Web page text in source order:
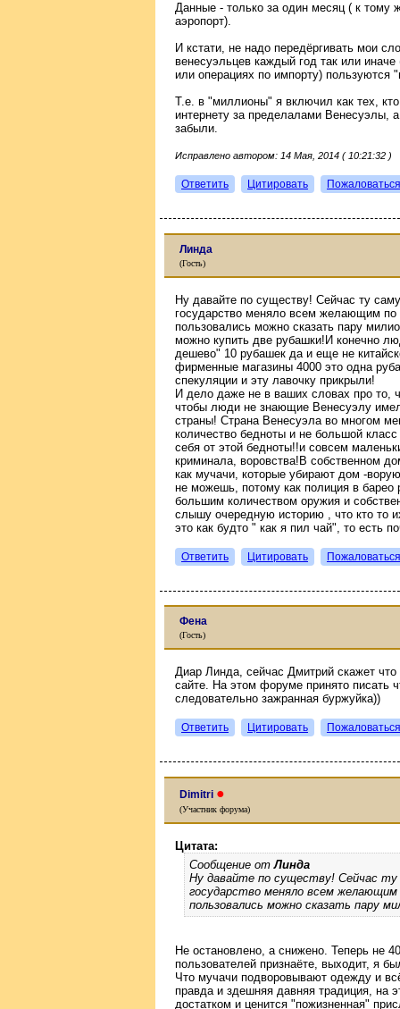
Данные - только за один месяц ( к тому
аэропорт).
И кстати, не надо передёргивать мои
венесуэльцев каждый год так или
или операциях по импорту) пользуются
Т.е. в "миллионы" я включил как тех,
интернету за пределалами Венесуэлы,
забыли.
Исправлено автором: 14 Мая, 2014 ( 10:21:32 )
Ответить Цитировать Пожаловаться
Линда
(Гость)
Ну давайте по существу! Сейчас ту
государство меняло всем желающим по
пользовались можно сказать пару
можно купить две рубашки!И конечно
дешево" 10 рубашек да и еще не
фирменные магазины 4000 это одна
спекуляции и эту лавочку прикрыли!
И дело даже не в ваших словах про то,
чтобы люди не знающие Венесуэлу
страны! Страна Венесуэла во многом
количество бедноты и не большой
себя от этой бедноты!!и совсем
криминала, воровства!В собственном
как мучачи, которые убирают дом -
не можешь, потому как полиция в барео
большим количеством оружия и
слышу очередную историю , что кто то
это как будто " как я пил чай", то есть
Ответить Цитировать Пожаловаться
Фена
(Гость)
Диар Линда, сейчас Дмитрий скажет
сайте. На этом форуме принято писать
следовательно зажранная буржуйка))
Ответить Цитировать Пожаловаться
Dimitri ●
(Участник форума)
Цитата:
Сообщение отЛинда
Ну давайте по существу! Сейчас ту
государство меняло всем
пользовались можно сказать пару
Не остановлено, а снижено. Теперь не
пользователей признаёте, выходит, я
Что мучачи подворовывают одежду и
правда и здешняя давняя традиция, на
достатком и ценится "пожизненная"